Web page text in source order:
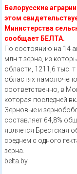
Белорусские
этом
Министерства
сообщает БЕЛТА.
По состоянию на 14
млн т зерна, из
области, 1211,6 тыс.
областях
соответственно, в
которая последней
Зерновые и
составляет 64,8%
является Брестская
среднем с одного
зерна.
belta.by